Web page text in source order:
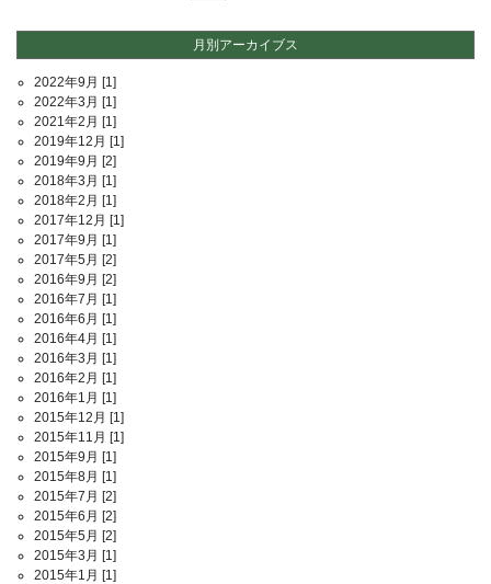
月別アーカイブス
2022年9月 [1]
2022年3月 [1]
2021年2月 [1]
2019年12月 [1]
2019年9月 [2]
2018年3月 [1]
2018年2月 [1]
2017年12月 [1]
2017年9月 [1]
2017年5月 [2]
2016年9月 [2]
2016年7月 [1]
2016年6月 [1]
2016年4月 [1]
2016年3月 [1]
2016年2月 [1]
2016年1月 [1]
2015年12月 [1]
2015年11月 [1]
2015年9月 [1]
2015年8月 [1]
2015年7月 [2]
2015年6月 [2]
2015年5月 [2]
2015年3月 [1]
2015年1月 [1]